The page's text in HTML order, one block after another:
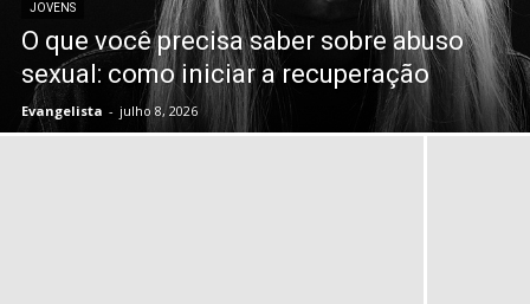
JOVENS
O que você precisa saber sobre abuso
sexual: como iniciar a recuperação
Evangelista - julho 8, 2026